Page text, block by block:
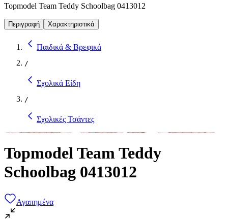
Topmodel Team Teddy Schoolbag 0413012
Περιγραφή Χαρακτηριστικά
Παιδικά & Βρεφικά
/
Σχολικά Είδη
/
Σχολικές Τσάντες
Topmodel Team Teddy
Schoolbag 0413012
Αγαπημένα